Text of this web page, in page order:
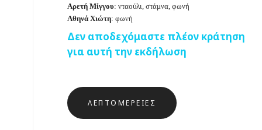
Αρετή Μίγγου: νταούλι, στάμνα, φωνή
Αθηνά Χιώτη: φωνή
Δεν αποδεχόμαστε πλέον κράτηση
για αυτή την εκδήλωση
ΛΕΠΤΟΜΈΡΕΙΕΣ